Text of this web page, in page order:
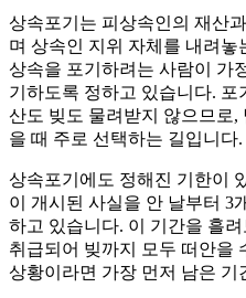
상속포기는 피상속인의 재산
며 상속인 지위 자체를 내려놓
상속을 포기하려는 사람이 가
기하도록 정하고 있습니다. 포
산도 빚도 물려받지 않으므로
을 때 주로 선택하는 길입니다.
상속포기에도 정해진 기한이
이 개시된 사실을 안 날부터 3
하고 있습니다. 이 기간을 흘
취급되어 빚까지 모두 떠안을
상황이라면 가장 먼저 남은 기